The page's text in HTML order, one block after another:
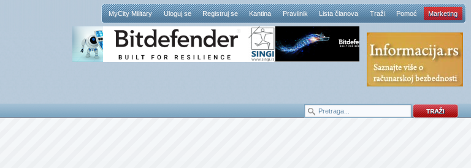
MyCity Military Uloguj se Registruj se Kantina Pravilnik Lista članova Traži Pomoć Marketing